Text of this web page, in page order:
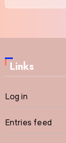
Links
Log in
Entries feed